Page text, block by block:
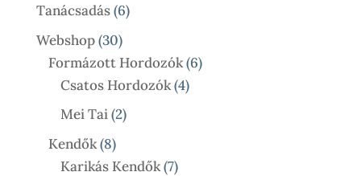
Tanácsadás 66
Webshop 3030
Termék
Formázott Hordozók 66
Csatos Hordozók 44
Mei Tai 22
Kendők 88
Termék
Karikás Kendők 77